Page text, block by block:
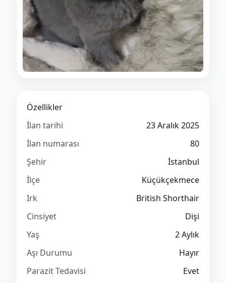
Özellikler
İlan tarihi
23 Aralık 2025
İlan numarası
80
Şehir
İstanbul
İlçe
Küçükçekmece
Irk
British Shorthair
Cinsiyet
Dişi
Yaş
2 Aylık
Aşı Durumu
Hayır
Parazit Tedavisi
Evet